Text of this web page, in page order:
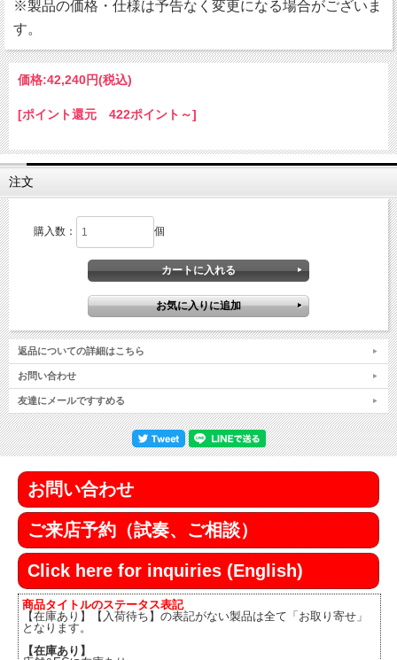
※製品の価格・仕様は予告なく変更になる場合がございま
す。
価格:42,240円(税込)
[ポイント還元 422ポイント～]
注文
購入数： 個
返品についての詳細はこちら
お問い合わせ
友達にメールですすめる
お問い合わせ
ご来店予約（試奏、ご相談）
Click here for inquiries (English)
商品タイトルのステータス表記
【在庫あり】【入荷待ち】の表記がない製品は全て「お取り寄せ」
となります。
【在庫あり】